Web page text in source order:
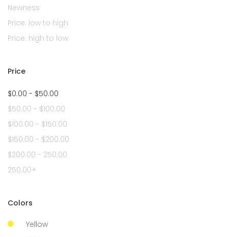
Newness
Price: low to high
Price: high to low
Price
$0.00 - $50.00
$50.00 - $100.00
$100.00 - $150.00
$150.00 - $200.00
$200.00 - 250.00
250.00+
Colors
Yellow